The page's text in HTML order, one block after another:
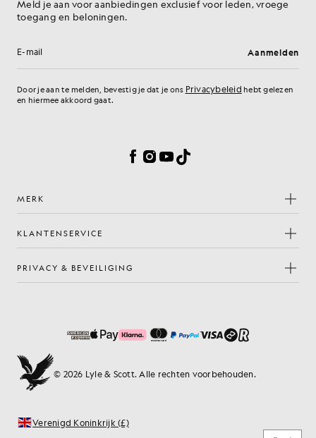
Meld je aan voor aanbiedingen exclusief voor leden, vroege
toegang en beloningen.
E-mailadres Aanmelden
Door je aan te melden, bevestig je dat je ons Privacybeleid hebt gelezen
en hiermee akkoord gaat.
Facebook
Instagram
YouTube
TikTok
MERK
KLANTENSERVICE
PRIVACY & BEVEILIGING
© 2026 Lyle & Scott. Alle rechten voorbehouden.
Verenigd Koninkrijk (£)